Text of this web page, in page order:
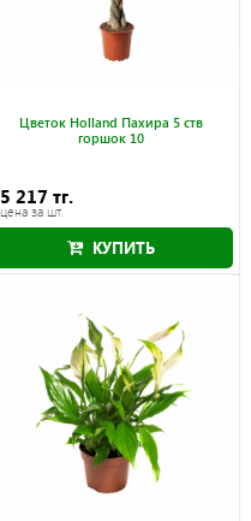
Цветок Holland Пахира 5 ств
горшок 10
5 217 тг.
цена за шт.
КУПИТЬ